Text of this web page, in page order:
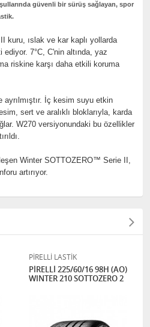
güvenli bir sürüş sağlayan, spor
ıslak ve kar kaplı yollarda
7°C, C'nin altında, yaz
riskine karşı daha etkili koruma
İç kesim suyu etkin
sert ve aralıklı bloklarıyla, karda
W270 versiyonundaki bu özellikler
Winter SOTTOZERO™ Serie II,
artırıyor.
PİRELLİ LASTİK
PİRELLİ 225/60/16 98H (AO)
WINTER 210 SOTTOZERO 2